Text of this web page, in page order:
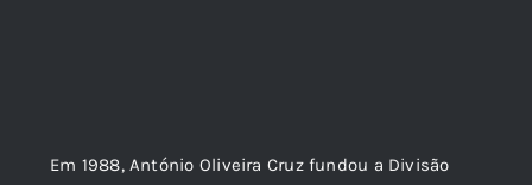
Em 1988, António Oliveira Cruz fundou a Divisão